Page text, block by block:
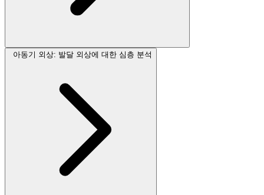
아동기 외상: 발달 외상에 대한 심층 분석